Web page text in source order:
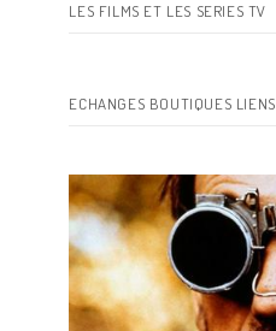
LES FILMS ET LES SERIES TV
ECHANGES BOUTIQUES LIENS